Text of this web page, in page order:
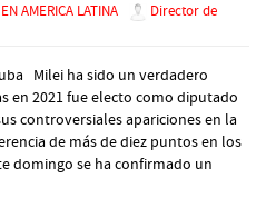
EN AMERICA LATINA
Director de
Milei ha sido un verdadero
en 2021 fue electo como diputado
controversiales apariciones en la
de más de diez puntos en los
domingo se ha confirmado un